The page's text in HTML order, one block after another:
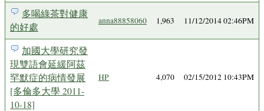
多喝綠茶對健康
的好處
anna88858060 1,963 11/12/2014 02:46PM
加國大學研究發
現雙語會延緩阿茲
罕默症的病情發展
[多倫多大學 2011-
10-18]
HP 4,070 02/15/2012 10:43PM